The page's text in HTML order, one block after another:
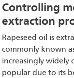
Controlling
extraction
Rapeseed oil is
commonly known
increasingly widely
popular due to its